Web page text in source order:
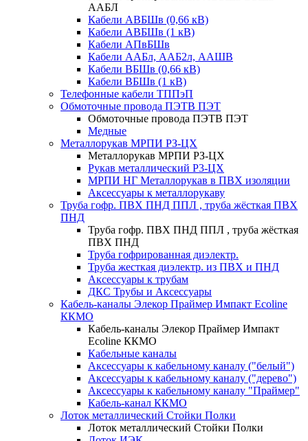
ААБЛ
Кабели АВБШв (0,66 кВ)
Кабели АВБШв (1 кВ)
Кабели АПвБШв
Кабели ААБл, ААБ2л, ААШВ
Кабели ВБШв (0,66 кВ)
Кабели ВБШв (1 кВ)
Телефонные кабели ТППэП
Обмоточные провода ПЭТВ ПЭТ
Обмоточные провода ПЭТВ ПЭТ
Медные
Металлорукав МРПИ РЗ-ЦХ
Металлорукав МРПИ РЗ-ЦХ
Рукав металлический Р3-ЦХ
МРПИ НГ Металлорукав в ПВХ изоляции
Аксессуары к металлорукаву
Труба гофр. ПВХ ПНД ППЛ , труба жёсткая ПВХ
ПНД
Труба гофр. ПВХ ПНД ППЛ , труба жёсткая
ПВХ ПНД
Труба гофрированная диэлектр.
Труба жесткая диэлектр. из ПВХ и ПНД
Аксессуары к трубам
ДКС Трубы и Аксессуары
Кабель-каналы Элекор Праймер Импакт Ecoline
ККМО
Кабель-каналы Элекор Праймер Импакт
Ecoline ККМО
Кабельные каналы
Аксессуары к кабельному каналу ("белый")
Аксессуары к кабельному каналу ("дерево")
Аксессуары к кабельному каналу "Праймер"
Кабель-канал ККМО
Лоток металлический Стойки Полки
Лоток металлический Стойки Полки